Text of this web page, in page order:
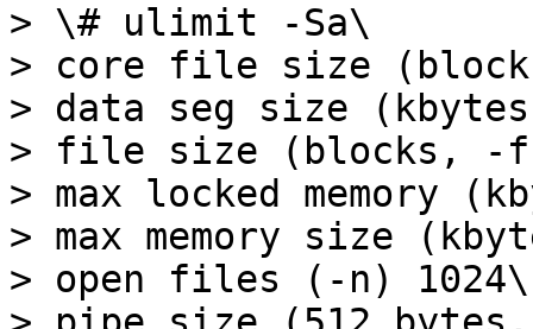
> \# ulimit -Sa\
> core file size
> data seg size
> file size (blocks, -
> max locked memory
> max memory size
> open files (-n) 1024\